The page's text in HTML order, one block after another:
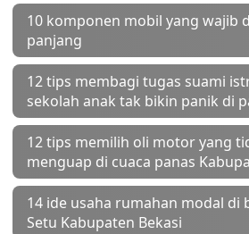
10 komponen mobil yang wajib
panjang
12 tips membagi tugas suami
sekolah anak tak bikin panik di
12 tips memilih oli motor yang
menguap di cuaca panas
14 ide usaha rumahan modal di
Setu Kabupaten Bekasi